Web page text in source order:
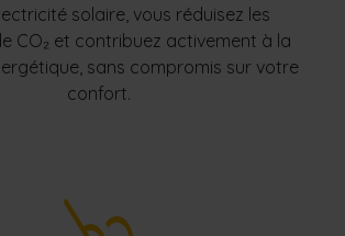
solaire, vous réduisez les
CO₂ et contribuez activement à la
sans compromis sur votre
confort.